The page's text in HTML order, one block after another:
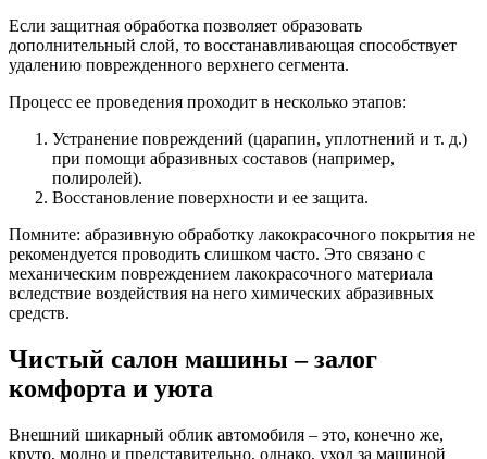
Если защитная обработка позволяет образовать
дополнительный слой, то восстанавливающая способствует
удалению поврежденного верхнего сегмента.
Процесс ее проведения проходит в несколько этапов:
Устранение повреждений (царапин, уплотнений и т. д.)
при помощи абразивных составов (например,
полиролей).
Восстановление поверхности и ее защита.
Помните: абразивную обработку лакокрасочного покрытия не
рекомендуется проводить слишком часто. Это связано с
механическим повреждением лакокрасочного материала
вследствие воздействия на него химических абразивных
средств.
Чистый салон машины – залог
комфорта и уюта
Внешний шикарный облик автомобиля – это, конечно же,
круто, модно и представительно, однако, уход за машиной